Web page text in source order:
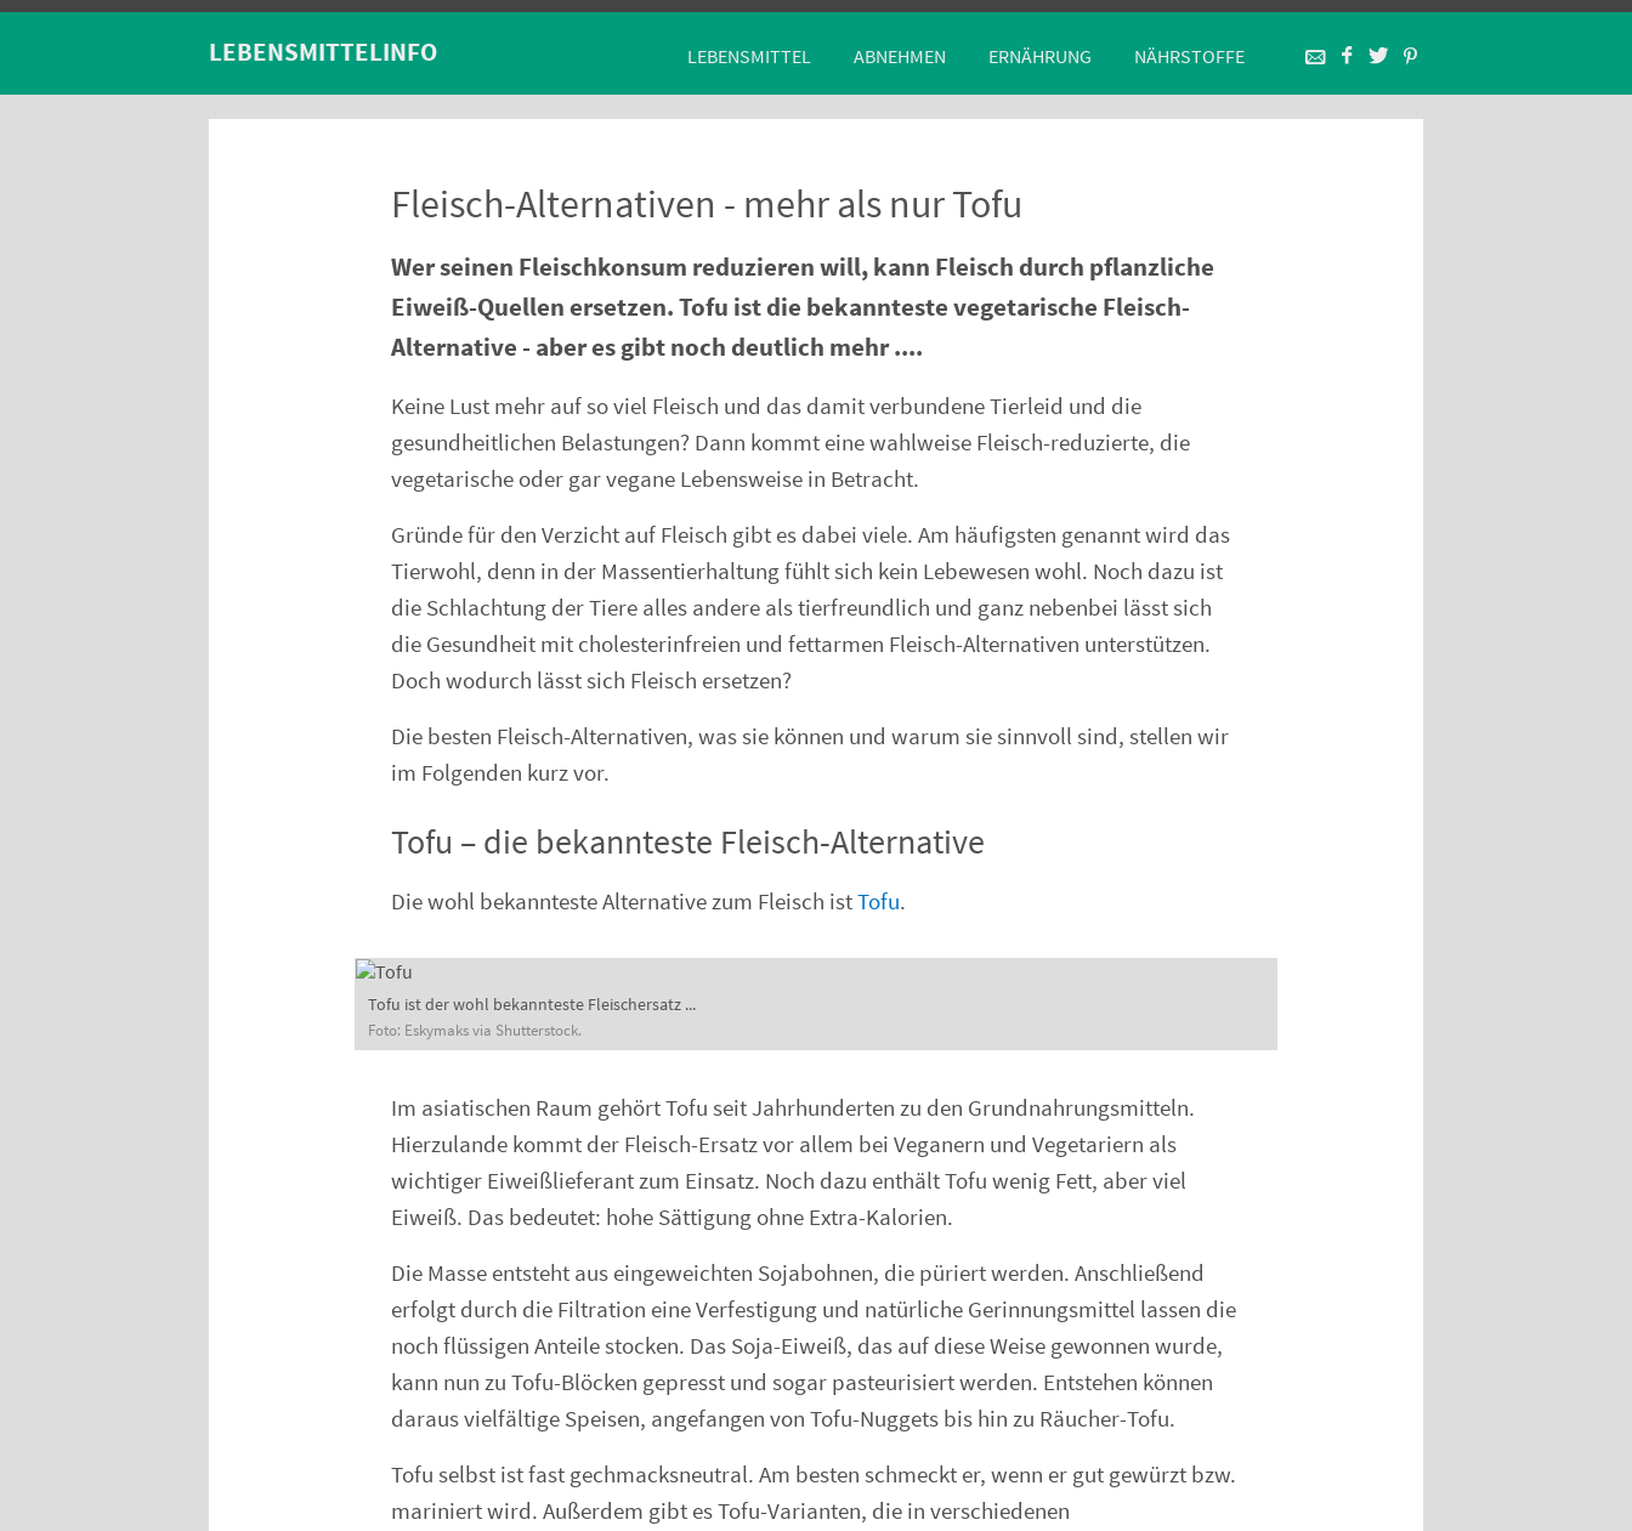
LEBENSMITTELINFO LEBENSMITTEL ABNEHMEN ERNÄHRUNG NÄHRSTOFFE
Fleisch-Alternativen - mehr als nur Tofu
Wer seinen Fleischkonsum reduzieren will, kann Fleisch durch pflanzliche
Eiweiß-Quellen ersetzen. Tofu ist die bekannteste vegetarische Fleisch-
Alternative - aber es gibt noch deutlich mehr ....
Keine Lust mehr auf so viel Fleisch und das damit verbundene Tierleid und die
gesundheitlichen Belastungen? Dann kommt eine wahlweise Fleisch-reduzierte, die
vegetarische oder gar vegane Lebensweise in Betracht.
Gründe für den Verzicht auf Fleisch gibt es dabei viele. Am häufigsten genannt wird das
Tierwohl, denn in der Massentierhaltung fühlt sich kein Lebewesen wohl. Noch dazu ist
die Schlachtung der Tiere alles andere als tierfreundlich und ganz nebenbei lässt sich
die Gesundheit mit cholesterinfreien und fettarmen Fleisch-Alternativen unterstützen.
Doch wodurch lässt sich Fleisch ersetzen?
Die besten Fleisch-Alternativen, was sie können und warum sie sinnvoll sind, stellen wir
im Folgenden kurz vor.
Tofu – die bekannteste Fleisch-Alternative
Die wohl bekannteste Alternative zum Fleisch istTofu.
Tofu ist der wohl bekannteste Fleischersatz ...
Foto: Eskymaks via Shutterstock.
Im asiatischen Raum gehört Tofu seit Jahrhunderten zu den Grundnahrungsmitteln.
Hierzulande kommt der Fleisch-Ersatz vor allem bei Veganern und Vegetariern als
wichtiger Eiweißlieferant zum Einsatz. Noch dazu enthält Tofu wenig Fett, aber viel
Eiweiß. Das bedeutet: hohe Sättigung ohne Extra-Kalorien.
Die Masse entsteht aus eingeweichten Sojabohnen, die püriert werden. Anschließend
erfolgt durch die Filtration eine Verfestigung und natürliche Gerinnungsmittel lassen die
noch flüssigen Anteile stocken. Das Soja-Eiweiß, das auf diese Weise gewonnen wurde,
kann nun zu Tofu-Blöcken gepresst und sogar pasteurisiert werden. Entstehen können
daraus vielfältige Speisen, angefangen von Tofu-Nuggets bis hin zu Räucher-Tofu.
Tofu selbst ist fast gechmacksneutral. Am besten schmeckt er, wenn er gut gewürzt bzw.
mariniert wird. Außerdem gibt es Tofu-Varianten, die in verschiedenen